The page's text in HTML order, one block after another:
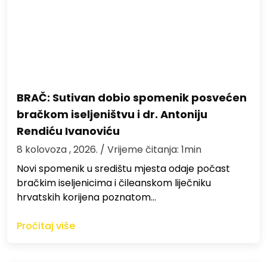
BRAČ: Sutivan dobio spomenik posvećen
bračkom iseljeništvu i dr. Antoniju
Rendiću Ivanoviću
8 kolovoza , 2026. / Vrijeme čitanja: 1min
Novi spomenik u središtu mjesta odaje počast
bračkim iseljenicima i čileanskom liječniku
hrvatskih korijena poznatom…
Pročitaj više